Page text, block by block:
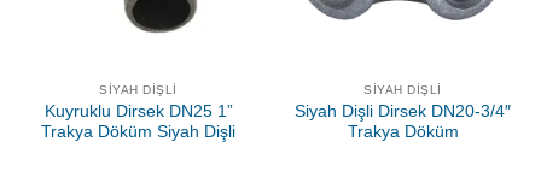
SIYAH DIŞLI
Kuyruklu Dirsek DN25 1”
Trakya Döküm Siyah Dişli
SIYAH DIŞLI
Siyah Dişli Dirsek DN20-3/4″
Trakya Döküm